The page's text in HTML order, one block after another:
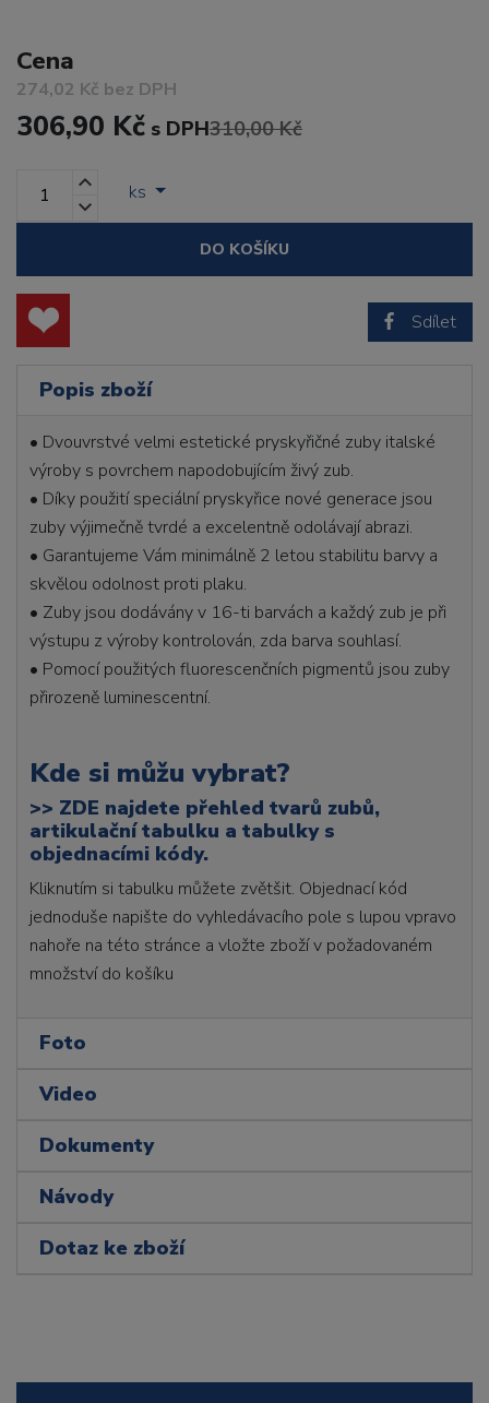
Cena
274,02 Kč bez DPH
306,90 Kč s DPH310,00 Kč
ks
DO KOŠÍKU
Sdílet
Popis zboží
• Dvouvrstvé velmi estetické pryskyřičné zuby italské
výroby s povrchem napodobujícím živý zub.
• Díky použití speciální pryskyřice nové generace jsou
zuby výjimečně tvrdé a excelentně odolávají abrazi.
• Garantujeme Vám minimálně 2 letou stabilitu barvy a
skvělou odolnost proti plaku.
• Zuby jsou dodávány v 16-ti barvách a každý zub je při
výstupu z výroby kontrolován, zda barva souhlasí.
• Pomocí použitých fluorescenčních pigmentů jsou zuby
přirozeně luminescentní.
Kde si můžu vybrat?
>> ZDE najdete přehled tvarů zubů,
artikulační tabulku a tabulky s
objednacími kódy.
Kliknutím si tabulku můžete zvětšit. Objednací kód
jednoduše napište do vyhledávacího pole s lupou vpravo
nahoře na této stránce a vložte zboží v požadovaném
množství do košíku
Foto
Video
Dokumenty
Návody
Dotaz ke zboží